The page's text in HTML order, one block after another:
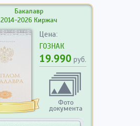
Бакалавр
2014-2026 Киржач
Цена:
ГОЗНАК
19.990 руб.
Фото
документа